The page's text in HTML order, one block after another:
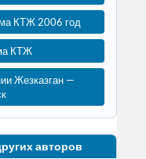
КТЖ 2006 год
КТЖ
Жезказган —
авторов